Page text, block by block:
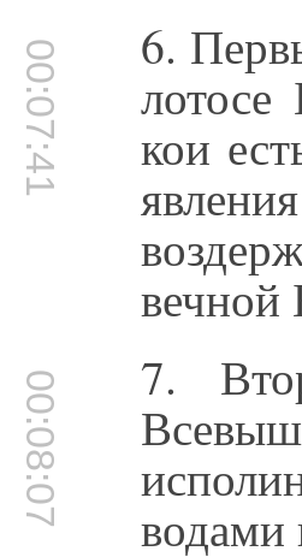
00:07:41 6.
кои
вечной
00:08:07 7.
водами